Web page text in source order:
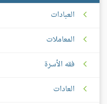
العبادات
المعاملات
فقه الأسرة
العادات